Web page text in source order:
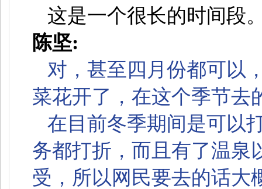
这是一个很长的时间段
陈坚:
对，甚至四月份都可以
菜花开了，在这个季节去
在目前冬季期间是可以
务都打折，而且有了温泉
受，所以网民要去的话大